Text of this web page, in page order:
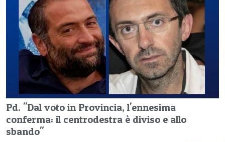
Pd. "Dal voto in Provincia, l'ennesima
conferma: il centrodestra è diviso e allo
sbando"